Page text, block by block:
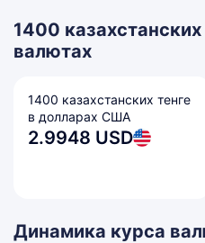
1400 казахстанских
валютах
1400 казахстанских тенге
в долларах США
2.9948 USD
Динамика курса